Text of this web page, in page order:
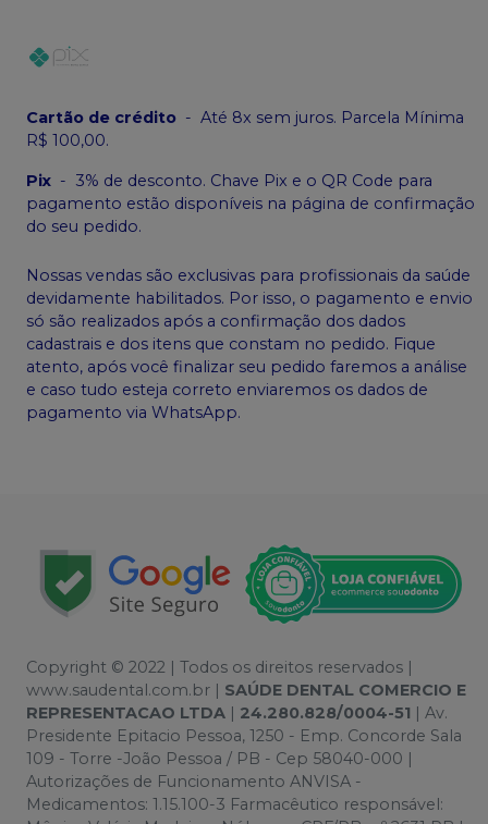
Cartão de crédito - Até 8x sem juros. Parcela Mínima
R$ 100,00.
Pix - 3% de desconto. Chave Pix e o QR Code para
pagamento estão disponíveis na página de confirmação
do seu pedido.
Nossas vendas são exclusivas para profissionais da saúde
devidamente habilitados. Por isso, o pagamento e envio
só são realizados após a confirmação dos dados
cadastrais e dos itens que constam no pedido. Fique
atento, após você finalizar seu pedido faremos a análise
e caso tudo esteja correto enviaremos os dados de
pagamento via WhatsApp.
Copyright © 2022 | Todos os direitos reservados |
www.saudental.com.br | SAÚDE DENTAL COMERCIO E
REPRESENTACAO LTDA
24.280.828/0004-51 | Av.
Presidente Epitacio Pessoa, 1250 - Emp. Concorde Sala
109 - Torre -João Pessoa / PB - Cep 58040-000 |
Autorizações de Funcionamento ANVISA -
Medicamentos: 1.15.100-3 Farmacêutico responsável: